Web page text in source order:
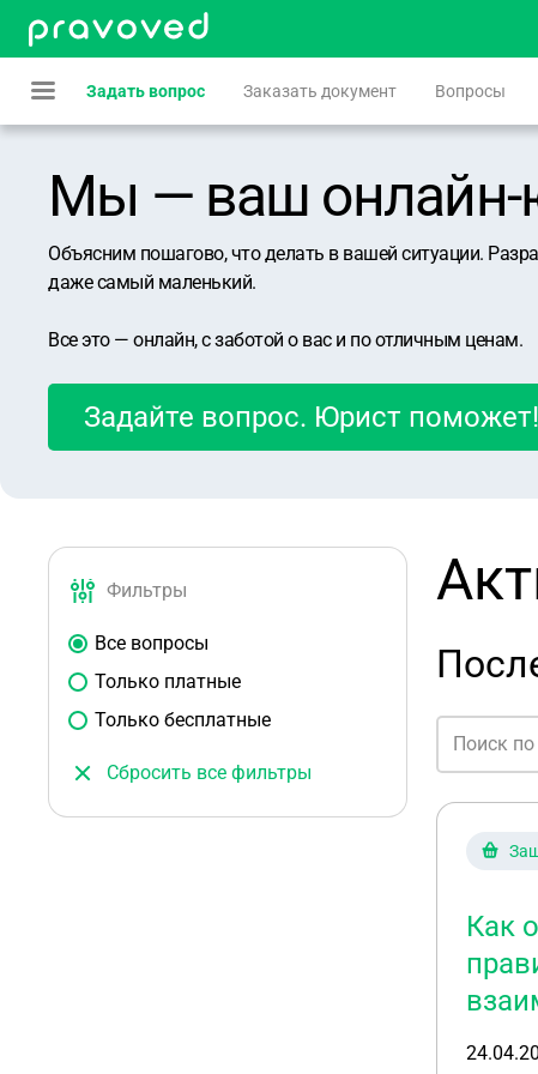
Задать вопрос Заказать документ Вопросы
Мы — ваш онлайн-
Объясним пошагово, что делать в вашей ситуации.
даже самый маленький.
Все это — онлайн, с заботой о вас и по отличным ценам.
Задайте вопрос. Юрист поможет!
Фильтры
Все вопросы
Только платные
Только бесплатные
Сбросить все фильтры
Как